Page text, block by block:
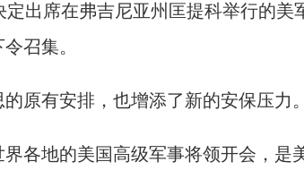
出席在弗吉尼亚州匡提科举行的美
召集。
有安排，也增添了新的安保压力。
各地的美国高级军事将领开会，是